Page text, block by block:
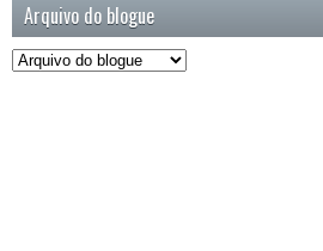
Arquivo do blogue